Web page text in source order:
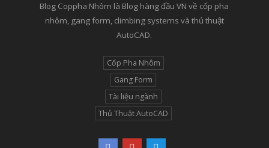
Blog Coppha Nhôm là Blog hàng đầu VN về cốp pha
nhôm, gang form, climbing systems và thủ thuật
AutoCAD.
Cốp Pha Nhôm
Gang Form
Tài liệu ngành
Thủ Thuật AutoCAD